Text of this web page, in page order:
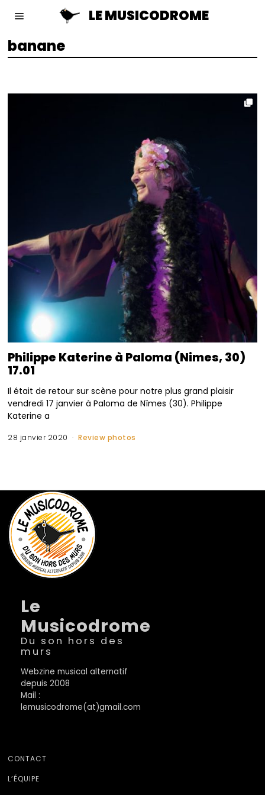
LE MUSICODROME
banane
Philippe Katerine à Paloma (Nimes, 30)
17.01
Il était de retour sur scène pour notre plus grand plaisir
vendredi 17 janvier à Paloma de Nîmes (30). Philippe
Katerine a
28 janvier 2020 Review photos
Le
Musicodrome
Du son hors des
murs
Webzine musical alternatif
depuis 2008
Mail :
lemusicodrome(at)gmail.com
CONTACT
L’ÉQUIPE